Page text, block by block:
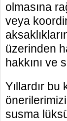
olmasına
veya
üzerinden
hakkını ve
Yıllardır
susma